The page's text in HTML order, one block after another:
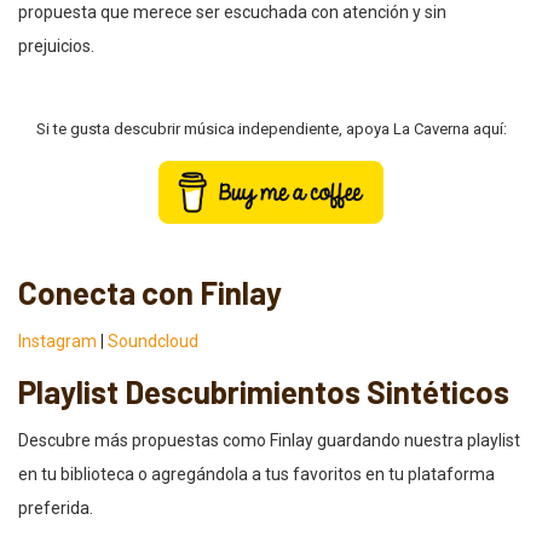
propuesta que merece ser escuchada con atención y sin
prejuicios.
Si te gusta descubrir música independiente, apoya La Caverna aquí:
Conecta con Finlay
Instagram Soundcloud
Playlist Descubrimientos Sintéticos
Descubre más propuestas como Finlay guardando nuestra playlist
en tu biblioteca o agregándola a tus favoritos en tu plataforma
preferida.